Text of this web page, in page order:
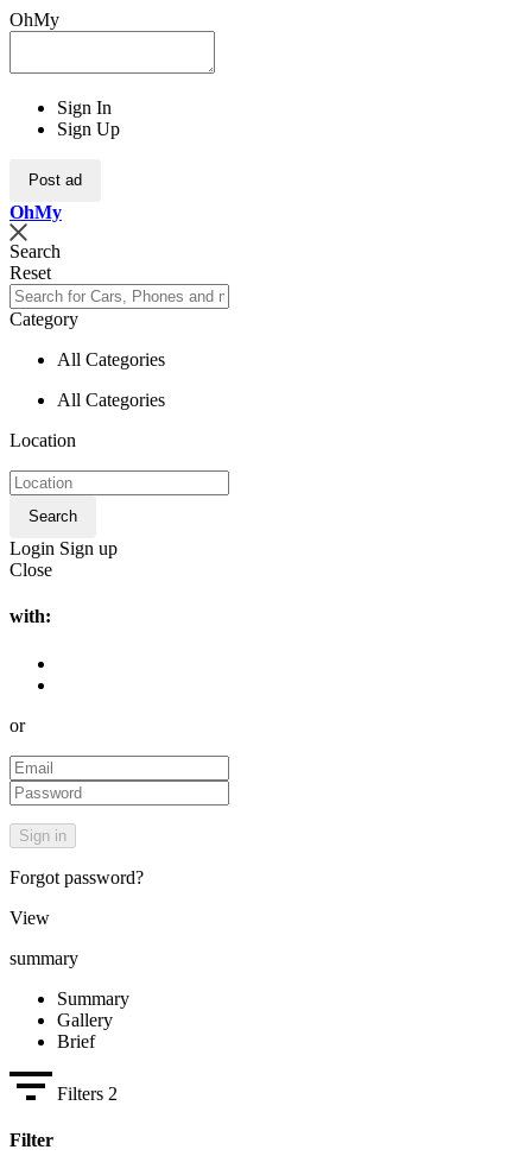
OhMy
Sign In
Sign Up
Post ad
OhMy
Search
Reset
Category
All Categories
All Categories
Location
Search
Login Sign up
Close
with:
or
Forgot password?
View
summary
Summary
Gallery
Brief
Filters 2
Filter